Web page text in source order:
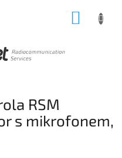
RSM
s mikrofonem,